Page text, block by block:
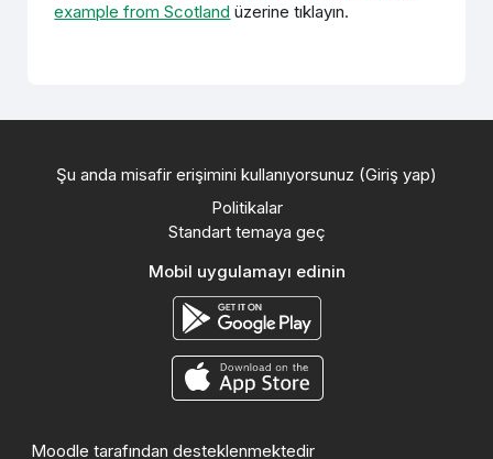
example from Scotland üzerine tıklayın.
Şu anda misafir erişimini kullanıyorsunuz (Giriş yap)
Politikalar
Standart temaya geç
Mobil uygulamayı edinin
Moodle tarafından desteklenmektedir